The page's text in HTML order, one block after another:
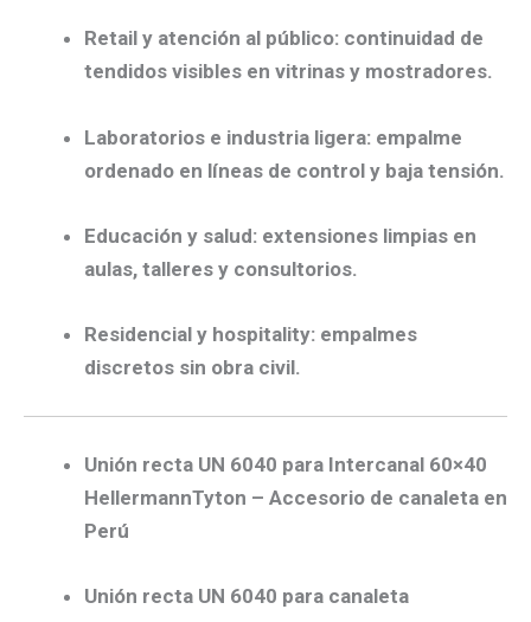
Retail y atención al público: continuidad de
tendidos visibles en vitrinas y mostradores.
Laboratorios e industria ligera: empalme
ordenado en líneas de control y baja tensión.
Educación y salud: extensiones limpias en
aulas, talleres y consultorios.
Residencial y hospitality: empalmes
discretos sin obra civil.
Unión recta UN 6040 para Intercanal 60×40
HellermannTyton – Accesorio de canaleta en
Perú
Unión recta UN 6040 para canaleta